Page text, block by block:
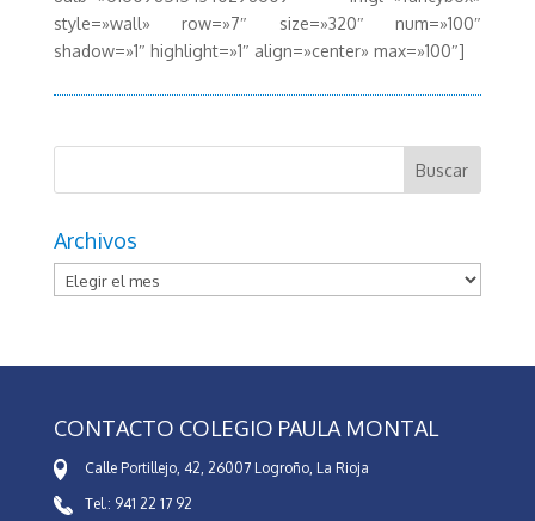
style=»wall» row=»7″ size=»320″ num=»100″
shadow=»1″ highlight=»1″ align=»center» max=»100″]
Archivos
Archivos
CONTACTO COLEGIO PAULA MONTAL
Calle Portillejo, 42, 26007 Logroño, La Rioja
Tel.: 941 22 17 92